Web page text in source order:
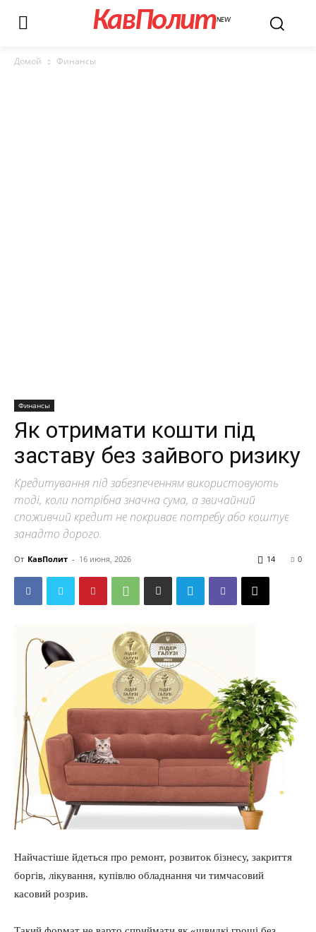
КавПолитNEW
Домой Финансы
Финансы
Як отримати кошти під
заставу без зайвого ризику
Кредитування під забезпеченням використовують
тоді, коли потрібна значна сума, а звичайний
споживчий кредит не покриває потребу або коштує
занадто дорого.
От КавПолит - 16 июня, 2026 0
14
Найчастіше йдеться про ремонт, розвиток бізнесу, закриття
боргів, лікування, купівлю обладнання чи тимчасовий
касовий розрив.